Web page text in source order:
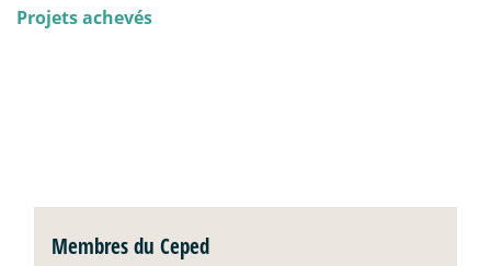
Projets achevés
Membres du Ceped